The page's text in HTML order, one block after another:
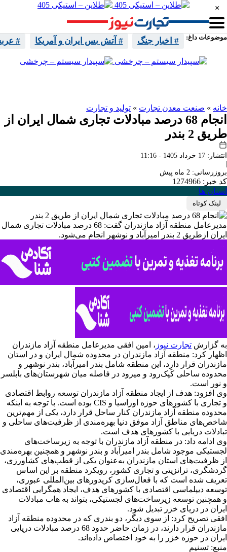
موضوعات داغ: # اخبار جنگ # آتش بس ایران و آمریکا #
×
خانه » صنعت معدن تجارت » تولید و تجارت
انجام 68 درصد مبادلات تجاری شمال ایران از
طریق 2 بندر
انتشار: 17 خرداد 1405 - 11:16
بروزرسانی: 2 ماه پیش
کد خبر: 1274966
استان ها
لینک کوتاه
مدیرعامل منطقه آزاد مازندران گفت: 68 درصد مبادلات تجاری شمال
ایران ازطریق 2 بندر امیرآباد و نوشهر انجام می‌شود.
به گزارش تجارت نیوز ، امین افقی مدیرعامل منطقه آزاد مازندران
اظهار کرد: منطقه آزاد مازندران در محدوده شمال ایران و در استان
مازندران قرار دارد، این منطقه شامل بندر امیرآباد، بندر نوشهر و
محدوده ساحلی کَپک‌رود و میرود در فاصله میان شهرستان‌های بابلسر
و نور است.
وی افزود: هدف از ایجاد منطقه آزاد مازندران توسعه روابط اقتصادی
و تجاری با کشورهای حوزه اوراسیا و CIS بوده است. با توجه به اینکه
محدوده منطقه آزاد مازندران کنار ساحل قرار دارد، یکی از مهم‌ترین
شاخص‌های مناطق آزاد موفق دنیا بهره‌مندی از ظرفیت‌های ساحلی و
تبادلات دریایی با کشورهای هدف است.
وی ادامه داد: در منطقه آزاد مازندران با توجه به زیرساخت‌های
لجستیکی موجود شامل بندر امیرآباد و بندر نوشهر و همچنین بهره‌مندی
از ظرفیت‌های استان مازندران به‌عنوان یکی از قطب‌های کشاورزی،
گردشگری، ترانزیتی و تجاری کشور، رویکرد منطقه بر این اساس
تعریف شده است که با فعال‌سازی کریدورهای بین‌المللی عبوری،
توسعه دیپلماسی اقتصادی با کشورهای هدف، ایجاد همگرایی اقتصادی
و همچنین توسعه زیرساخت‌های لجستیکی، بتواند به هاب مبادلات
ایران در دریای خزر تبدیل شود.
افقی تصریح کرد: از سوی دیگر، دو بندری که در محدوده منطقه آزاد
مازندران قرار دارند، در زمان حاضر حدود 68 درصد مبادلات دریایی
ایران در حوزه خزر را به خود اختصاص داده‌اند.
منبع: تسنیم